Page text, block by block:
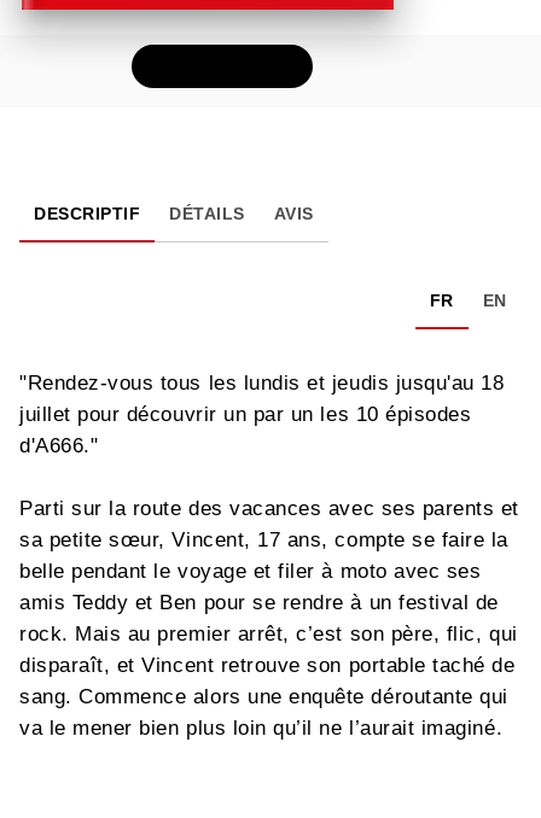
DESCRIPTIF DÉTAILS AVIS
FR EN
"Rendez-vous tous les lundis et jeudis jusqu'au 18
juillet pour découvrir un par un les 10 épisodes
d'A666."
Parti sur la route des vacances avec ses parents et
sa petite sœur, Vincent, 17 ans, compte se faire la
belle pendant le voyage et filer à moto avec ses
amis Teddy et Ben pour se rendre à un festival de
rock. Mais au premier arrêt, c’est son père, flic, qui
disparaît, et Vincent retrouve son portable taché de
sang. Commence alors une enquête déroutante qui
va le mener bien plus loin qu’il ne l’aurait imaginé.